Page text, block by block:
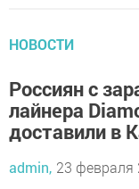
НОВОСТИ
Россиян с
лайнера
доставили в
admin, 23 февраля